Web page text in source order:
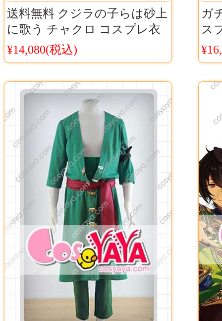
送料無料 クジラの子らは砂上
に歌う チャクロ コスプレ衣
装 激案 デストロイヤー 仮装
コスチューム
¥14,080(税込)
ガ
ス
ュ
通